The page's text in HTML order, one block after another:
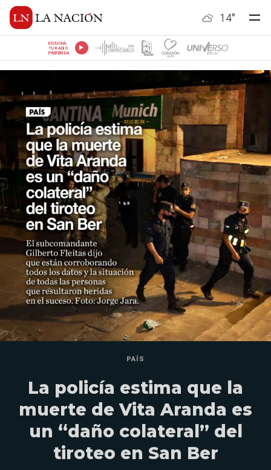
14°
ESCUCHÁ
TU RADIO
PREFERIDA
PAÍS
La policía estima que la
muerte de Vita Aranda es
un “daño colateral” del
tiroteo en San Ber